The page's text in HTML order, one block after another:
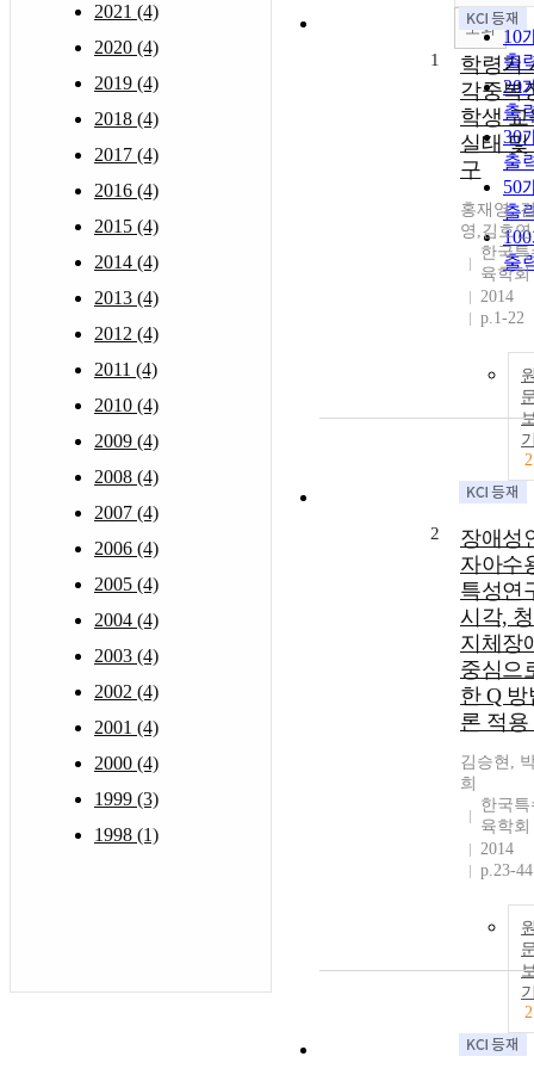
2021 (4)
2020 (4)
2019 (4)
2018 (4)
2017 (4)
2016 (4)
2015 (4)
2014 (4)
2013 (4)
2012 (4)
2011 (4)
2010 (4)
2009 (4)
2008 (4)
2007 (4)
2006 (4)
2005 (4)
2004 (4)
2003 (4)
2002 (4)
2001 (4)
2000 (4)
1999 (3)
1998 (1)
10
출
20
출
30
출
50
출
출
조회
1
학령기
각중복
학생 교
실태 및
구
홍재영,
영,김호연
한국
육학회
2014
p.1-22
2
2
장애성
자아수
특성연
시각,
지체장
중심으
한 Q 방
론 적용
김승현,
희
한국
육학회
2014
p.23-44
2